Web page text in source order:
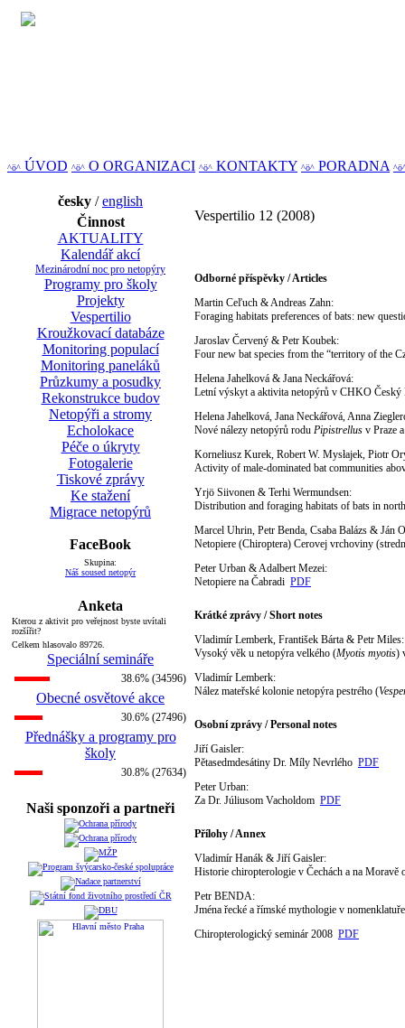
^ö^ ÚVOD ^ö^ O ORGANIZACI ^ö^ KONTAKTY ^ö^ PORADNA
česky /english
Činnost
AKTUALITY
Kalendář akcí
Mezinárodní noc pro netopýry
Programy pro školy
Projekty
Vespertilio
Kroužkovací databáze
Monitoring populací
Monitoring paneláků
Průzkumy a posudky
Rekonstrukce budov
Netopýři a stromy
Echolokace
Péče o úkryty
Fotogalerie
Tiskové zprávy
Ke stažení
Migrace netopýrů
FaceBook
Skupina:
Náš soused netopýr
Anketa
Kterou z aktivit pro veřejnost byste uvítali
rozšířit?
Celkem hlasovalo 89726.
Speciální semináře
38.6% (34596)
Obecné osvětové akce
30.6% (27496)
Přednášky a programy pro
školy
30.8% (27634)
Naši sponzoři a partneři
Vespertilio 12 (2008)
Odborné příspěvky / Articles
Martin Ceľuch & Andreas Zahn:
Foraging habitats preferences of bats: new
Jaroslav Červený & Petr Koubek:
Four new bat species from the “territory of the
Helena Jahelková & Jana Neckářová:
Letní výskyt a aktivita netopýrů v CHKO
Helena Jahelková, Jana Neckářová, Anna
Nové nálezy netopýrů rodu Pipistrellus v Praze
Korneliusz Kurek, Robert W. Mysłajek, Piotr
Activity of male-dominated bat communities
Yrjö Siivonen & Terhi Wermundsen:
Distribution and foraging habitats of bats in
Marcel Uhrin, Petr Benda, Csaba Balázs & Ján
Netopiere (Chiroptera) Cerovej vrchoviny
Peter Urban & Adalbert Mezei:
Netopiere na Čabradi PDF
Krátké zprávy / Short notes
Vladimír Lemberk, František Bárta & Petr Miles:
Vysoký věk u netopýra velkého (Myotis myotis)
Vladimír Lemberk:
Nález mateřské kolonie netopýra pestrého (
Osobní zprávy / Personal notes
Jiří Gaisler:
Pětasedmdesátiny Dr. Míly Nevrlého PDF
Peter Urban:
Za Dr. Júliusom Vacholdom PDF
Přílohy / Annex
Vladimír Hanák & Jiří Gaisler:
Historie chiropterologie v Čechách a na
Petr BENDA:
Jména řecké a římské mythologie v
Chiropterologický seminár 2008 PDF